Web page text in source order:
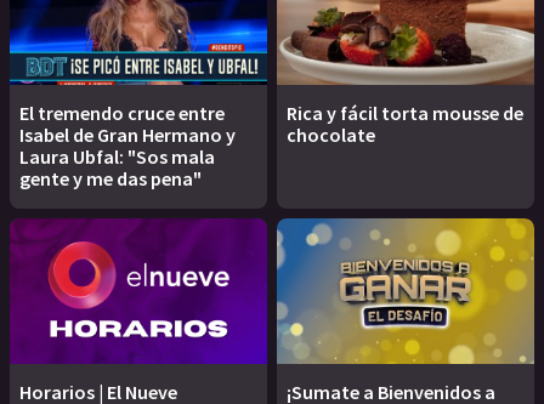
El tremendo cruce entre
Isabel de Gran Hermano y
Laura Ubfal: "Sos mala
gente y me das pena"
Rica y fácil torta mousse de
chocolate
Horarios | El Nueve
¡Sumate a Bienvenidos a